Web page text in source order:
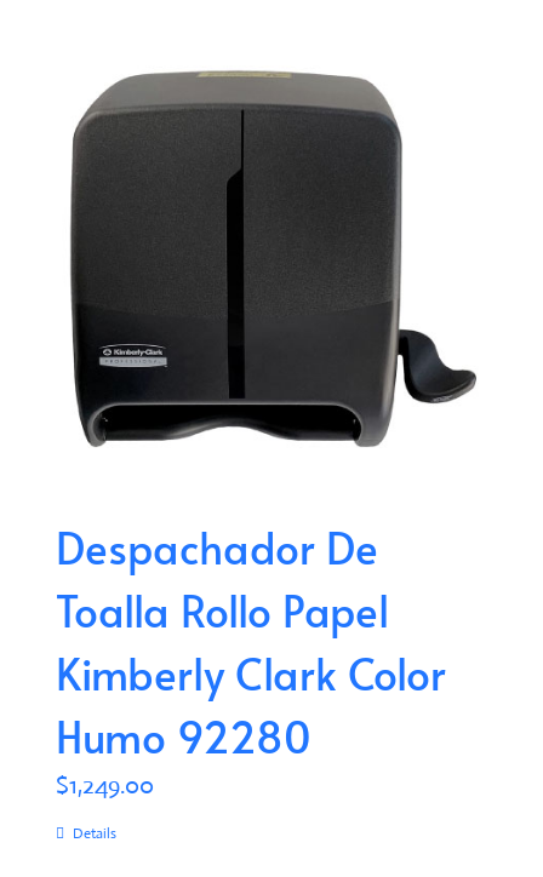
Despachador De
Toalla Rollo Papel
Kimberly Clark Color
Humo 92280
$1,249.00
Details